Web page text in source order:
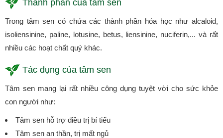
Thành phần của tâm sen
Trong tâm sen có chứa các thành phần hóa học như alcaloid,
isoliensinine, paline, lotusine, betus, liensinine, nuciferin,... và rất
nhiều các hoạt chất quý khác.
Tác dụng của tâm sen
Tâm sen mang lại rất nhiều công dụng tuyệt vời cho sức khỏe
con người như:
Tâm sen hỗ trợ điều trị bí tiểu
Tâm sen an thần, trị mất ngủ